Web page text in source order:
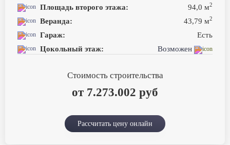
Площадь второго этажа: 94,0 м2
Веранда: 43,79 м2
Гараж:
Есть
Цокольный этаж:
Возможен
Стоимость строительства
от 7.273.002 руб
Рассчитать цену онлайн